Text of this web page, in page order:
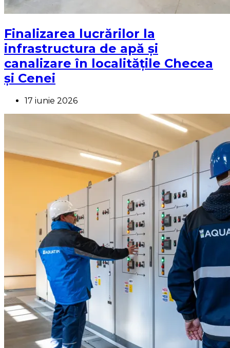
Finalizarea lucrărilor la
infrastructura de apă și
canalizare în localitățile Checea
și Cenei
17 iunie 2026